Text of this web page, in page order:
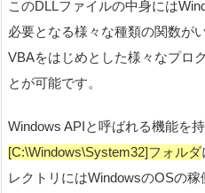
このDLLファイルの中身には
必要となる様々な種類の関数が
VBAをはじめとした様々なプロ
とが可能です。
Windows APIと呼ばれる機能を
[C:\Windows\System32]フォルダ
レクトリにはWindowsのOSの